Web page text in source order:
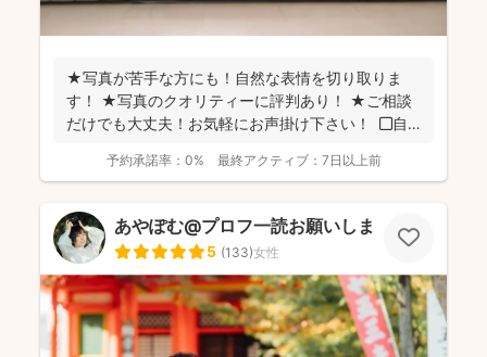
★写真が苦手な方にも！自然な表情を切り取りま
す！ ★写真のクオリティーに評判あり！ ★ご相談
だけでも大丈夫！お気軽にお声掛け下さい！ ◼︎自
予約承諾率： 0% 最終アクティブ： 7日以上前
あやぽむ@プロフ一読お願いします⭕️
5 (133)女性